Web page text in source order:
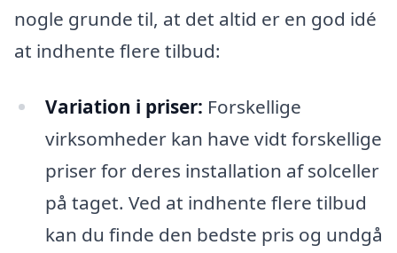
nogle grunde til, at det altid er en god idé
at indhente flere tilbud:
Variation i priser: Forskellige
virksomheder kan have vidt forskellige
priser for deres installation af solceller
på taget. Ved at indhente flere tilbud
kan du finde den bedste pris og undgå